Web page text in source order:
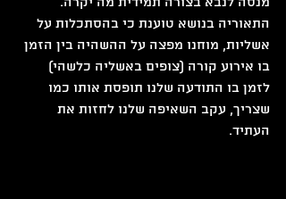
התאוריה בנושא טוענת כי בהסתכלות על
אשליות, מוחנו מפצה על ההשהיה בין הזמן
בו אירוע קורה (צופים באשליה כלשהי)
לזמן בו התודעה שלנו תופסת אותו כמו
שצריך, עקב השאיפה שלנו לחזות את
העתיד.